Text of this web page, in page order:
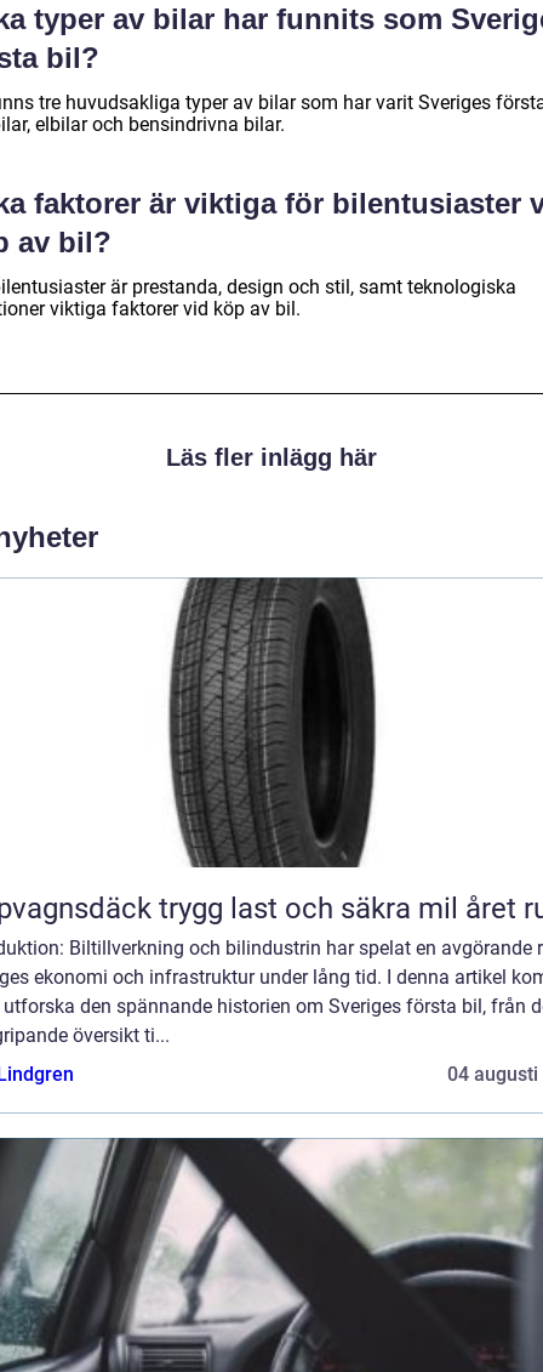
typer av bilar har funnits som
bil?
tre huvudsakliga typer av bilar som har varit Sveriges
elbilar och bensindrivna bilar.
faktorer är viktiga för bilentusiaster
av bil?
är prestanda, design och stil, samt teknologiska
viktiga faktorer vid köp av bil.
Läs fler inlägg här
Släpvagnsdäck trygg last och säkra mil året
Biltillverkning och bilindustrin har spelat en avgörande
ekonomi och infrastruktur under lång tid. I denna artikel
den spännande historien om Sveriges första bil, från
översikt ti...
04 augusti